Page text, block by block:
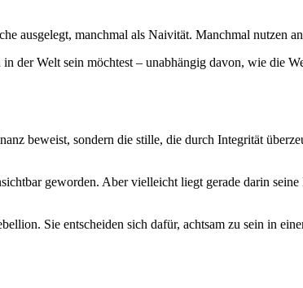
ausgelegt, manchmal als Naivität. Manchmal nutzen
der Welt sein möchtest – unabhängig davon, wie die
beweist, sondern die stille, die durch Integrität
geworden. Aber vielleicht liegt gerade darin
Sie entscheiden sich dafür, achtsam zu sein in